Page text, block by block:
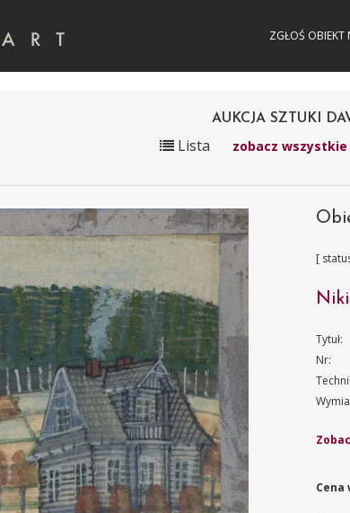
ZGŁOŚ OBIEKT
AUKCJA SZTUKI
Lista zobacz
[
Tytuł:
Nr:
Cena